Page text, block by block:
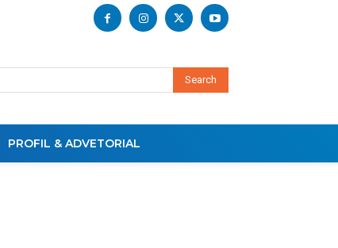
Search
PROFIL & ADVETORIAL